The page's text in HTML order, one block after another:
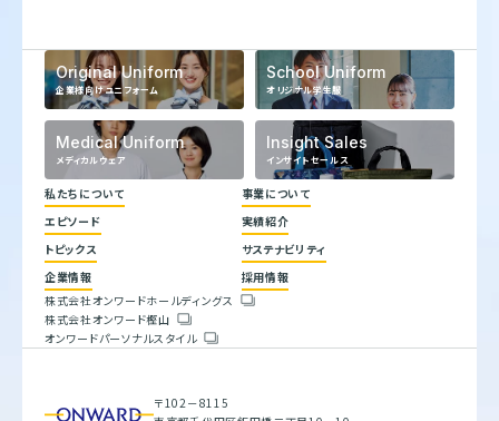
Original Uniform
企業様向けユニフォーム
School Uniform
オリジナル学生服
Medical Uniform
メディカルウェア
Insight Sales
インサイトセールス
〒102－8115
私たちについて
代表メッセージ
企業理念
ヒストリー
事業について
エピソード
実績紹介
トピックス
サステナビリティ
トップコミットメント
企業情報
会社概要
人権方針
環境方針
調達指針
採用情報
株式会社オンワードホールディングス
株式会社オンワード樫山
オンワードパーソナルスタイル